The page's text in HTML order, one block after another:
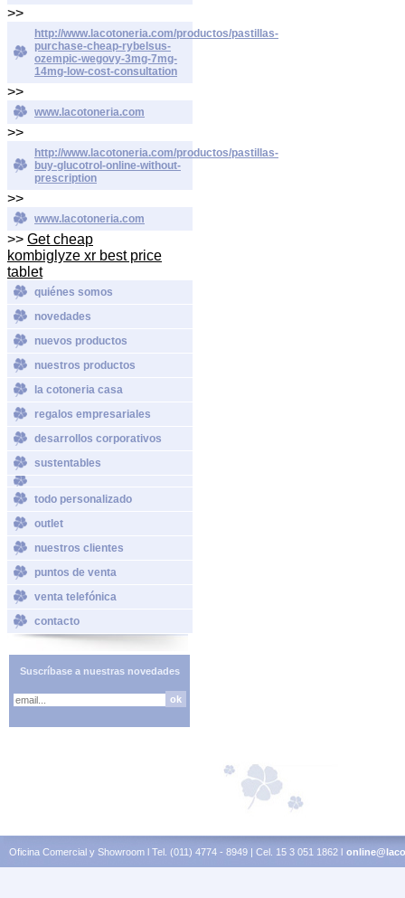
>>
http://www.lacotoneria.com/productos/pastillas-
purchase-cheap-rybelsus-
ozempic-wegovy-3mg-7mg-
14mg-low-cost-consultation
>>
www.lacotoneria.com
>>
http://www.lacotoneria.com/productos/pastillas-
buy-glucotrol-online-without-
prescription
>>
www.lacotoneria.com
>> Get cheap
kombiglyze xr best price
tablet
quiénes somos
novedades
nuevos productos
nuestros productos
la cotoneria casa
regalos empresariales
desarrollos corporativos
sustentables
todo personalizado
outlet
nuestros clientes
puntos de venta
venta telefónica
contacto
Suscríbase a nuestras novedades
Oficina Comercial y Showroom l Tel. (011) 4774 - 8949 | Cel. 15 3 051 1862 l